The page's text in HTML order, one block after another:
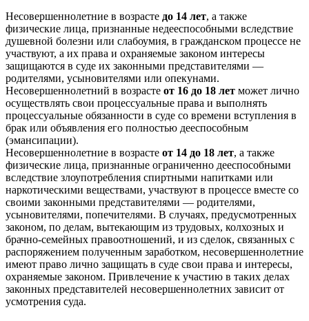
Несовершеннолетние в возрасте до 14 лет, а также
физические лица, признанные недееспособными вследствие
душевной болезни или слабоумия, в гражданском процессе не
участвуют, а их права и охраняемые законом интересы
защищаются в суде их законными представителями —
родителями, усыновителями или опекунами.
Несовершеннолетний в возрасте от 16 до 18 лет может лично
осуществлять свои процессуальные права и выполнять
процессуальные обязанности в суде со времени вступления в
брак или объявления его полностью дееспособным
(эмансипации).
Несовершеннолетние в возрасте от 14 до 18 лет, а также
физические лица, признанные ограниченно дееспособными
вследствие злоупотребления спиртными напитками или
наркотическими веществами, участвуют в процессе вместе со
своими законными представителями — родителями,
усыновителями, попечителями. В случаях, предусмотренных
законом, по делам, вытекающим из трудовых, колхозных и
брачно-семейных правоотношений, и из сделок, связанных с
распоряжением полученным заработком, несовершеннолетние
имеют право лично защищать в суде свои права и интересы,
охраняемые законом. Привлечение к участию в таких делах
законных представителей несовершеннолетних зависит от
усмотрения суда.